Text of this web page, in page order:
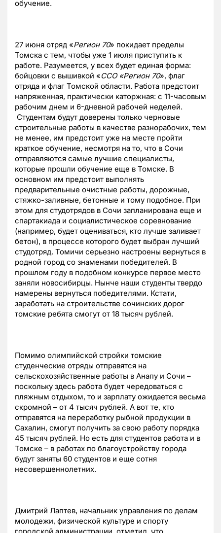
обучение.
27 июня отряд «Регион 70» покидает пределы
Томска с тем, чтобы уже 1 июля приступить к
работе. Разумеется, у всех будет единая форма:
бойцовки с вышивкой «ССО «Регион 70», флаг
отряда и флаг Томской области. Работа предстоит
напряженная, практически каторжная: с 11-часовым
рабочим днем и 6-дневной рабочей неделей.
Студентам будут доверены только черновые
строительные работы в качестве разнорабочих, тем
не менее, им предстоит уже на месте пройти
краткое обучение, несмотря на то, что в Сочи
отправляются самые лучшие специалисты,
которые прошли обучение еще в Томске. В
основном им предстоит выполнять
предварительные очистные работы, дорожные,
стяжко-заливные, бетонные и тому подобное. При
этом для студотрядов в Сочи запланирована еще и
спартакиада и социалистическое соревнование
(например, будет оцениваться, кто лучше заливает
бетон), в процессе которого будет выбран лучший
студотряд. Томичи серьезно настроены вернуться в
родной город со знаменами победителей. В
прошлом году в подобном конкурсе первое место
заняли новосибирцы. Нынче наши студенты твердо
намерены вернуться победителями. Кстати,
заработать на строительстве сочинских дорог
томские ребята смогут от 18 тысяч рублей.
Помимо олимпийской стройки томские
студенческие отряды отправятся на
сельскохозяйственные работы в Анапу и Сочи –
поскольку здесь работа будет чередоваться с
пляжным отдыхом, то и зарплату ожидается весьма
скромной – от 4 тысяч рублей. А вот те, кто
отправятся на переработку рыбной продукции в
Сахалин, смогут получить за свою работу порядка
45 тысяч рублей. Но есть для студентов работа и в
Томске – в работах по благоустройству города
будут заняты 60 студентов и еще сотня
несовершеннолетних.
Дмитрий Лаптев, начальник управления по делам
молодежи, физической культуре и спорту